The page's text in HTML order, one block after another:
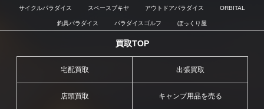
サイクルパラダイス スペースブキヤ アウトドアパラダイス ORBITAL
釣具パラダイス パラダイスゴルフ ぼっくり屋
買取TOP
宅配買取 出張買取
店頭買取 キャンプ用品を売る